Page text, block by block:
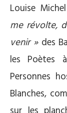
Louise
me révolte,
venir » des
les Poètes
Personnes
Blanches,